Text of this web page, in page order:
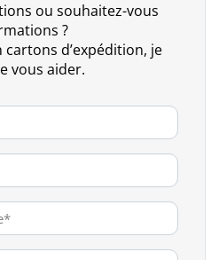
ou souhaitez-vous
?
cartons d’expédition, je
vous aider.